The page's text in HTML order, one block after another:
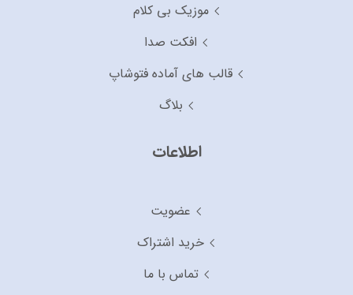
موزیک بی کلام
افکت صدا
قالب های آماده فتوشاپ
بلاگ
اطلاعات
عضویت
خرید اشتراک
تماس با ما